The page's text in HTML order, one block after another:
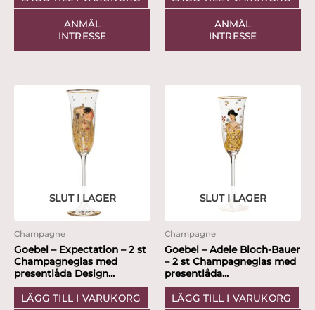
ANMÄL
INTRESSE
ANMÄL
INTRESSE
SLUT I LAGER
Champagne
Goebel – Expectation – 2 st
Champagneglas med
presentlåda Design...
LÄGG TILL I VARUKORG
SLUT I LAGER
Champagne
Goebel – Adele Bloch-Bauer
– 2 st Champagneglas med
presentlåda...
LÄGG TILL I VARUKORG